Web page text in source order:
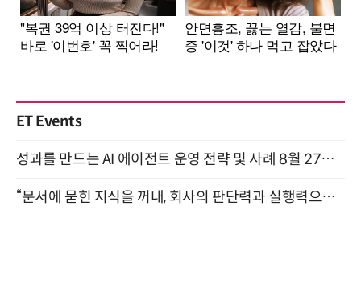
ET Events
성과를 만드는 AI 에이전트 운영 전략 및 사례 8월 27일 개최
“문서에 묻힌 지식을 꺼내, 회사의 판단력과 실행력으로 바꾸다” (8/20)